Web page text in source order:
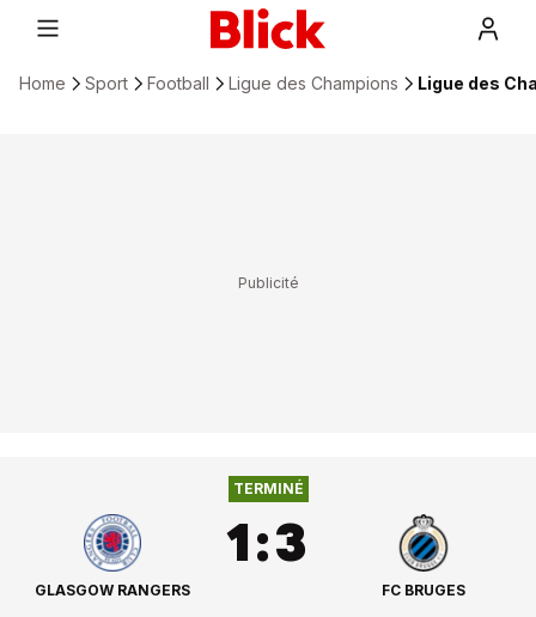
Home Sport Football Ligue des Champions Ligue des
1:3
GLASGOW RANGERS
TERMINÉ
1:3
FC BRUGES